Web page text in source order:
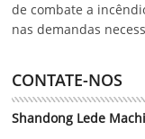
de combate a
nas demandas
CONTATE-NOS
Shandong Lede